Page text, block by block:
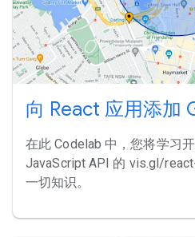
向 React 应用添加
在此 Codelab 中，您将学习
JavaScript API 的 vis.gl/
一切知识。